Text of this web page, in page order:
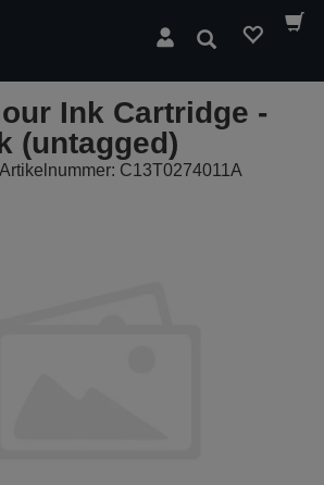
Suchen
Ink Cartridge -
(untagged)
Artikelnummer: C13T0274011A